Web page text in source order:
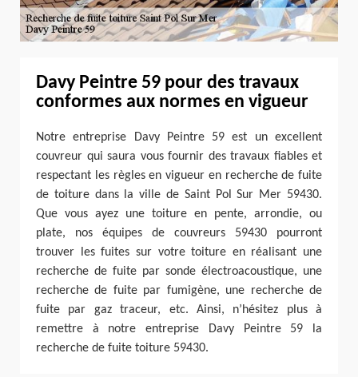
Davy Peintre 59 pour des travaux
conformes aux normes en vigueur
Notre entreprise Davy Peintre 59 est un excellent
couvreur qui saura vous fournir des travaux fiables et
respectant les règles en vigueur en recherche de fuite
de toiture dans la ville de Saint Pol Sur Mer 59430.
Que vous ayez une toiture en pente, arrondie, ou
plate, nos équipes de couvreurs 59430 pourront
trouver les fuites sur votre toiture en réalisant une
recherche de fuite par sonde électroacoustique, une
recherche de fuite par fumigène, une recherche de
fuite par gaz traceur, etc. Ainsi, n’hésitez plus à
remettre à notre entreprise Davy Peintre 59 la
recherche de fuite toiture 59430.